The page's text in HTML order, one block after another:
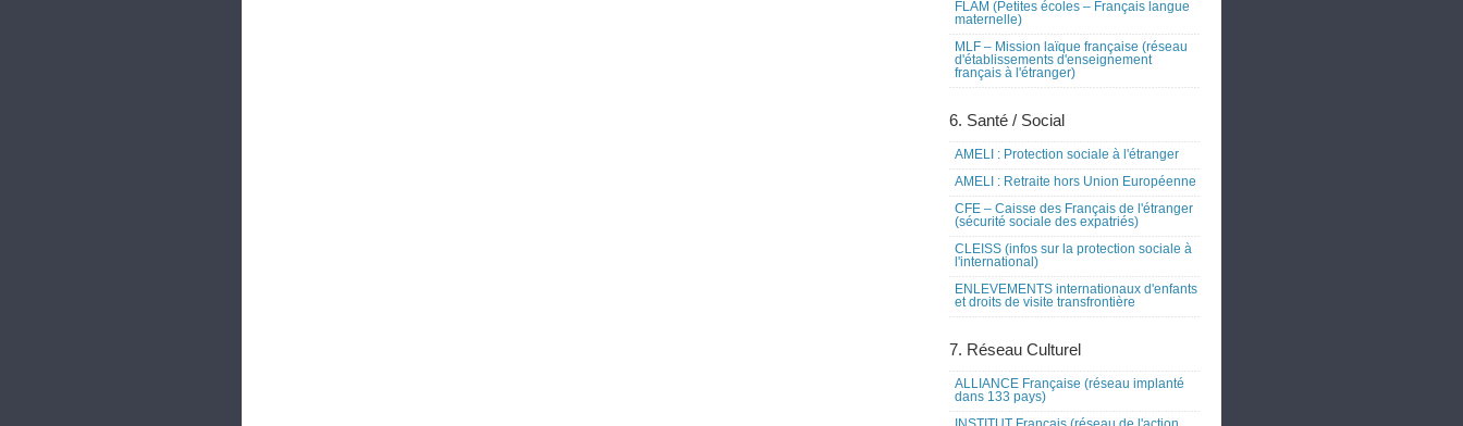
FLAM (Petites écoles – Français langue
maternelle)
MLF – Mission laïque française (réseau
d'établissements d'enseignement
français à l'étranger)
6. Santé / Social
AMELI : Protection sociale à l'étranger
AMELI : Retraite hors Union Européenne
CFE – Caisse des Français de l'étranger
(sécurité sociale des expatriés)
CLEISS (infos sur la protection sociale à
l'international)
ENLEVEMENTS internationaux d'enfants
et droits de visite transfrontière
7. Réseau Culturel
ALLIANCE Française (réseau implanté
dans 133 pays)